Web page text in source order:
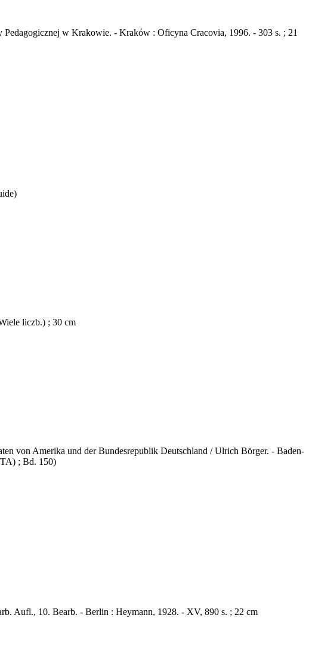
w Krakowie. - Kraków : Oficyna Cracovia, 1996. - 303 s. ; 21
liczb.) ; 30 cm
von Amerika und der Bundesrepublik Deutschland / Ulrich Börger. - Baden-
; Bd. 150)
Aufl., 10. Bearb. - Berlin : Heymann, 1928. - XV, 890 s. ; 22 cm